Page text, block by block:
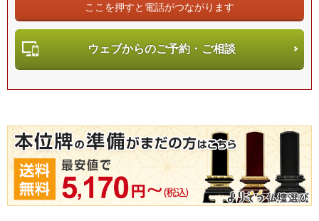
ここを押すと電話がつながります
ウェブからのご予約・ご相談